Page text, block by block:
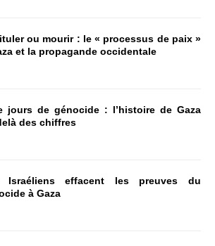
ou mourir : le « processus de paix »
et la propagande occidentale
jours de génocide : l’histoire de Gaza
des chiffres
Israéliens effacent les preuves du
à Gaza